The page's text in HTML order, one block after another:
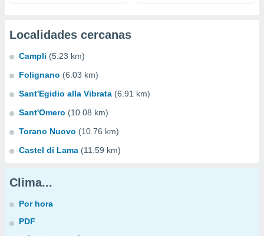
Localidades cercanas
Campli (5.23 km)
Folignano (6.03 km)
Sant'Egidio alla Vibrata (6.91 km)
Sant'Omero (10.08 km)
Torano Nuovo (10.76 km)
Castel di Lama (11.59 km)
Clima...
Por hora
PDF